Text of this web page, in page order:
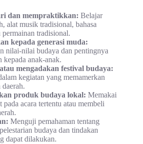
dan mempraktikkan: Belajar
alat musik tradisional, bahasa
permainan tradisional.
kepada generasi muda:
nilai-nilai budaya dan pentingnya
kepada anak-anak.
mengadakan festival budaya:
kegiatan yang memamerkan
produk budaya lokal: Memakai
pada acara tertentu atau membeli
Menguji pemahaman tentang
budaya dan tindakan
dapat dilakukan.